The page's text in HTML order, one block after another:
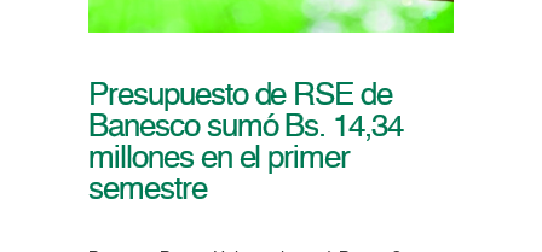
Presupuesto de RSE de
Banesco sumó Bs. 14,34
millones en el primer
semestre